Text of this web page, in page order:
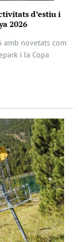
d’estiu i
2026
amb novetats com
i la Copa